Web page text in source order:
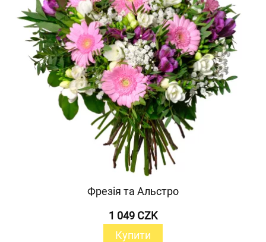
Фрезія та Альстро
1 049 CZK
Купити